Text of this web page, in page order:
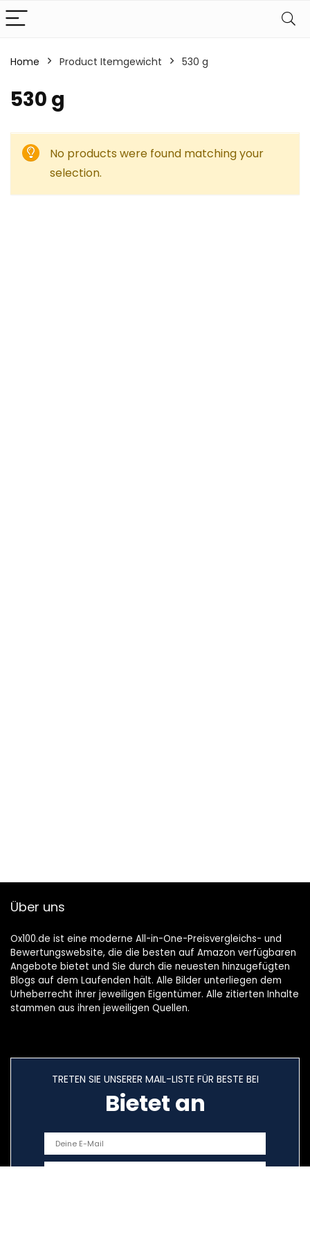
Home Product Itemgewicht ‎530 g
‎530 g
No products were found matching your
selection.
Über uns
Ox100.de ist eine moderne All-in-One-Preisvergleichs- und
Bewertungswebsite, die die besten auf Amazon verfügbaren
Angebote bietet und Sie durch die neuesten hinzugefügten
Blogs auf dem Laufenden hält. Alle Bilder unterliegen dem
Urheberrecht ihrer jeweiligen Eigentümer. Alle zitierten Inhalte
stammen aus ihren jeweiligen Quellen.
TRETEN SIE UNSERER MAIL-LISTE FÜR BESTE BEI
Bietet an